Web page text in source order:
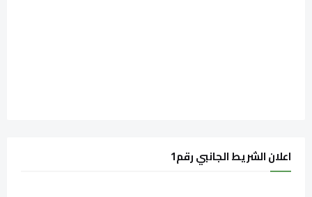
اعلان الشريط الجانبي رقم1